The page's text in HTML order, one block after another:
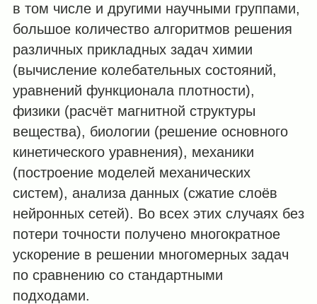
в том числе и другими научными группами,
большое количество алгоритмов решения
различных прикладных задач химии
(вычисление колебательных состояний,
уравнений функционала плотности),
физики (расчёт магнитной структуры
вещества), биологии (решение основного
кинетического уравнения), механики
(построение моделей механических
систем), анализа данных (сжатие слоёв
нейронных сетей). Во всех этих случаях без
потери точности получено многократное
ускорение в решении многомерных задач
по сравнению со стандартными
подходами.